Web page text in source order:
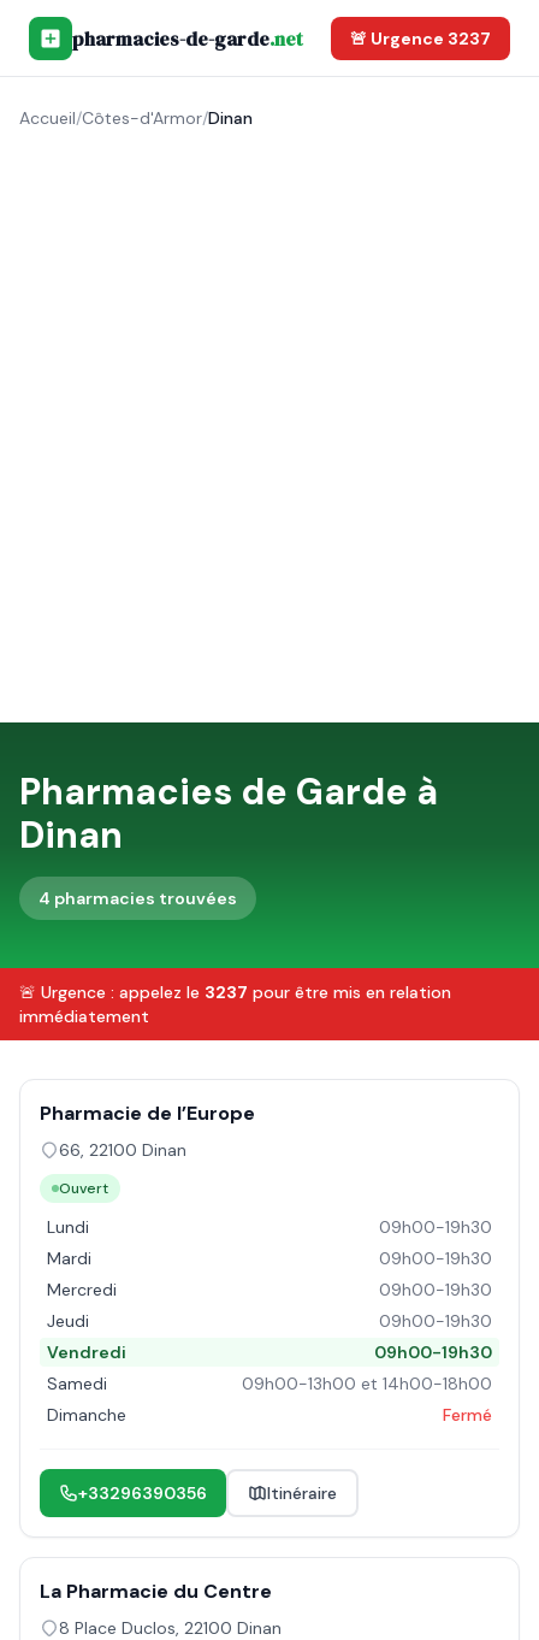
pharmacies-de-garde.net 🚨 Urgence 3237
Accueil/Côtes-d'Armor/Dinan
Pharmacies de Garde à
Dinan
4 pharmacies trouvées
🚨 Urgence : appelez le 3237 pour être mis en relation
immédiatement
Pharmacie de l’Europe
66, 22100 Dinan
Ouvert
Lundi
09h00-19h30
Mardi
09h00-19h30
Mercredi
09h00-19h30
Jeudi
09h00-19h30
Vendredi
09h00-19h30
Samedi
09h00-13h00 et 14h00-18h00
Dimanche
Fermé
+33296390356 Itinéraire
La Pharmacie du Centre
8 Place Duclos, 22100 Dinan